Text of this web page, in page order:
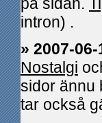
intron) .
» 2007-06-
Nostalgi
sidor ännu
tar också